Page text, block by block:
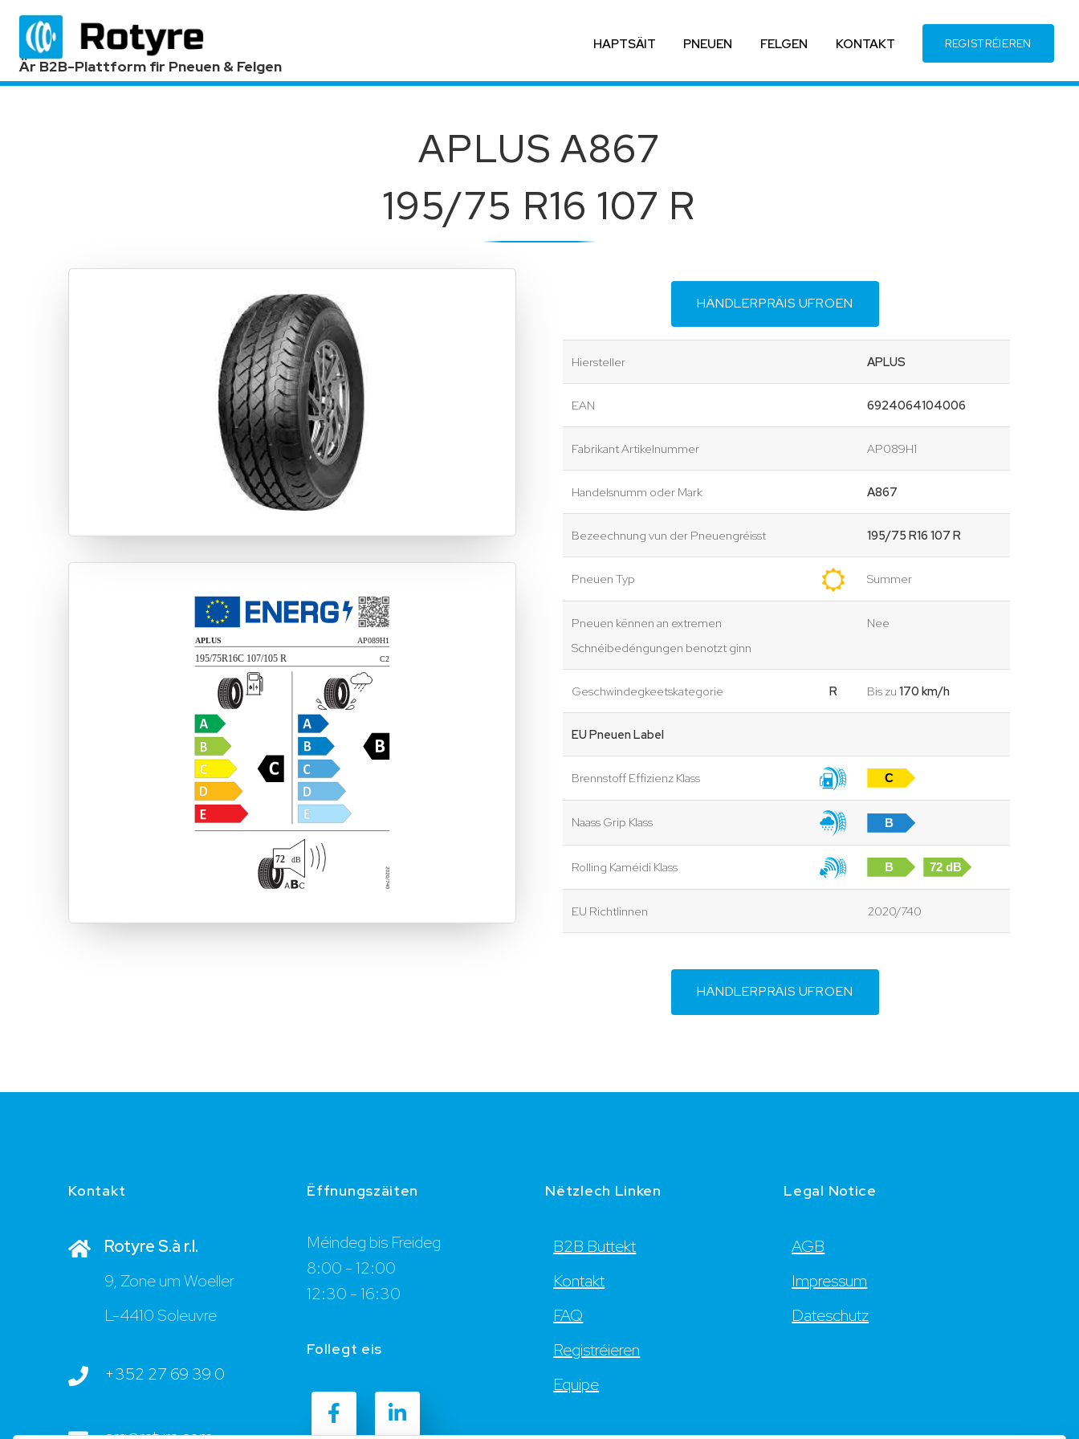
Är B2B-Plattform fir Pneuen & Felgen
HAPTSÄIT PNEUEN FELGEN KONTAKT REGISTRÉIEREN
APLUS A867
195/75 R16 107 R
HÄNDLERPRÄIS UFROEN
Hiersteller APLUS
EAN 6924064104006
Fabrikant Artikelnummer AP089H1
Handelsnumm oder Mark A867
Bezeechnung vun der Pneuengréisst 195/75 R16 107 R
Pneuen Typ Summer
Pneuen kënnen an extremen
Schnéibedéngungen benotzt ginn
Nee
Geschwindegkeetskategorie R Bis zu170 km/h
EU Pneuen Label
Brennstoff Effizienz Klass C
Naass Grip Klass B
Rolling Kaméidi Klass B 72 dB
EU Richtlinnen 2020/740
HÄNDLERPRÄIS UFROEN
Kontakt
Rotyre S.à r.l.
9, Zone um Woeller
L-4410 Soleuvre
+352 27 69 39 0
Ëffnungszäiten
Méindeg bis Freideg
8:00 - 12:00
12:30 - 16:30
Follegt eis
Nëtzlech Linken
B2B Buttekt
Kontakt
FAQ
Registréieren
Equipe
Legal Notice
AGB
Impressum
Dateschutz